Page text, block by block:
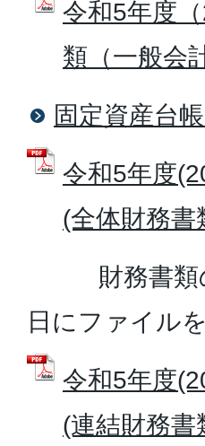
令和5年度
類（一般会
固定資産台
令和5年度
(全体財務
財務書類の
日にファイル
令和5年度
(連結財務